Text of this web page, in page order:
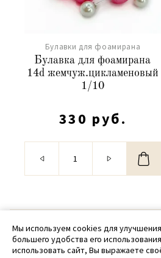
Булавки для фоамирана
Булавка для фоамирана
14d жемчуж.цикламеновый
1/10
330 руб.
© 2020 - 2026
+ 7 (918)
Мы используем cookies для
большего удобства его
использовать сайт, Вы выражаете